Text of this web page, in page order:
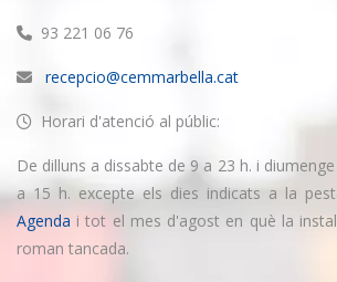
93 221 06 76
recepcio@cemmarbella.cat
Horari d'atenció al públic:
De dilluns a dissabte de 9 a 23 h. i
a 15 h. excepte els dies indicats a la
Agenda i tot el mes d'agost en què la
roman tancada.